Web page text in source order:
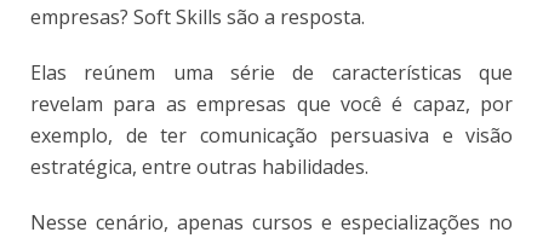
empresas? Soft Skills são a resposta.
Elas reúnem uma série de características que
revelam para as empresas que você é capaz, por
exemplo, de ter comunicação persuasiva e visão
estratégica, entre outras habilidades.
Nesse cenário, apenas cursos e especializações no